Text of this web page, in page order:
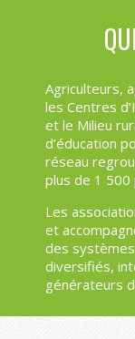
Agriculteurs,
les Centres
et le Milieu
d’éducation
réseau
plus de 1 500
Les
et
des
diversifiés,
générateurs